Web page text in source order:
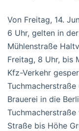
Von Freitag, 14.
6 Uhr, gelten in
Mühlenstraße
Freitag, 8 Uhr, bis
Kfz-Verkehr
Brauerei in die
Straße bis Höhe